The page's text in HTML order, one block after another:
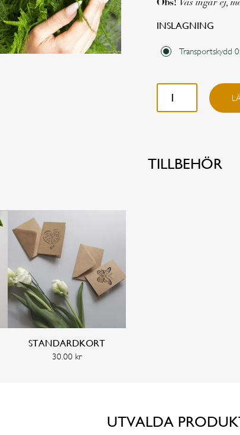
Vas ingår ej,
INSLAGNING
Transportskydd
Fjädersparris
TILLBEHÖR
STANDARDKORT
30.00 kr
UTVALDA
I dag
FORTSÄTT HANDLA